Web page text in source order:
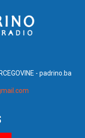
- padrino.ba